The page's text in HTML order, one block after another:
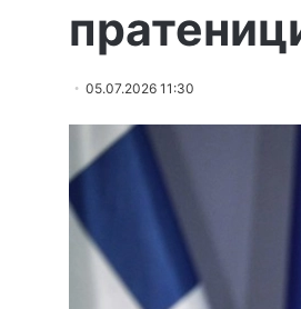
05.07.2026 11:30